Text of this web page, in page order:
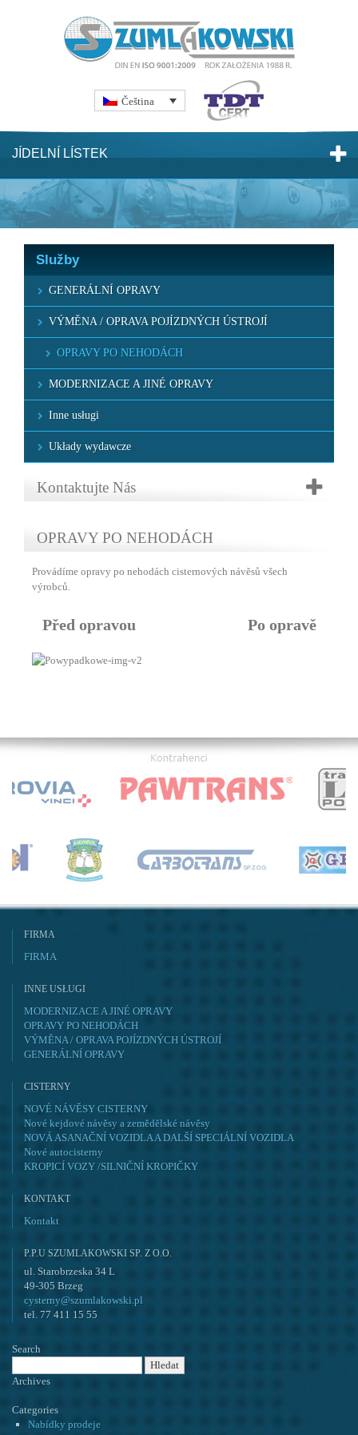
Čeština
JÍDELNÍ LÍSTEK
Služby
GENERÁLNÍ OPRAVY
VÝMĚNA / OPRAVA POJÍZDNÝCH ÚSTROJÍ
OPRAVY PO NEHODÁCH
MODERNIZACE A JINÉ OPRAVY
Inne usługi
Układy wydawcze
Kontaktujte Nás
OPRAVY PO NEHODÁCH
Provádíme opravy po nehodách cisternových návěsů všech
výrobců.
Před opravou Po opravě
FIRMA
FIRMA
INNE USŁUGI
MODERNIZACE A JINÉ OPRAVY
OPRAVY PO NEHODÁCH
VÝMĚNA / OPRAVA POJÍZDNÝCH ÚSTROJÍ
GENERÁLNÍ OPRAVY
CISTERNY
NOVÉ NÁVĚSY CISTERNY
Nové kejdové návěsy a zemědělské návěsy
NOVÁ ASANAČNÍ VOZIDLA A DALŠÍ SPECIÁLNÍ VOZIDLA
Nové autocisterny
KROPICÍ VOZY /SILNIČNÍ KROPIČKY
KONTAKT
Kontakt
P.P.U SZUMLAKOWSKI SP. Z O.O.
ul. Starobrzeska 34 L
49-305 Brzeg
cysterny@szumlakowski.pl
tel. 77 411 15 55
Search
Archives
Categories
Nabídky prodeje